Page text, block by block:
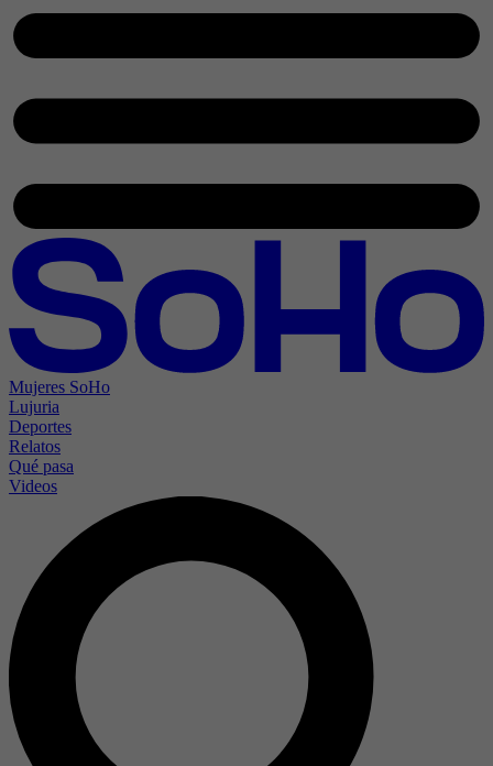
Mujeres SoHo
Lujuria
Deportes
Relatos
Qué pasa
Videos